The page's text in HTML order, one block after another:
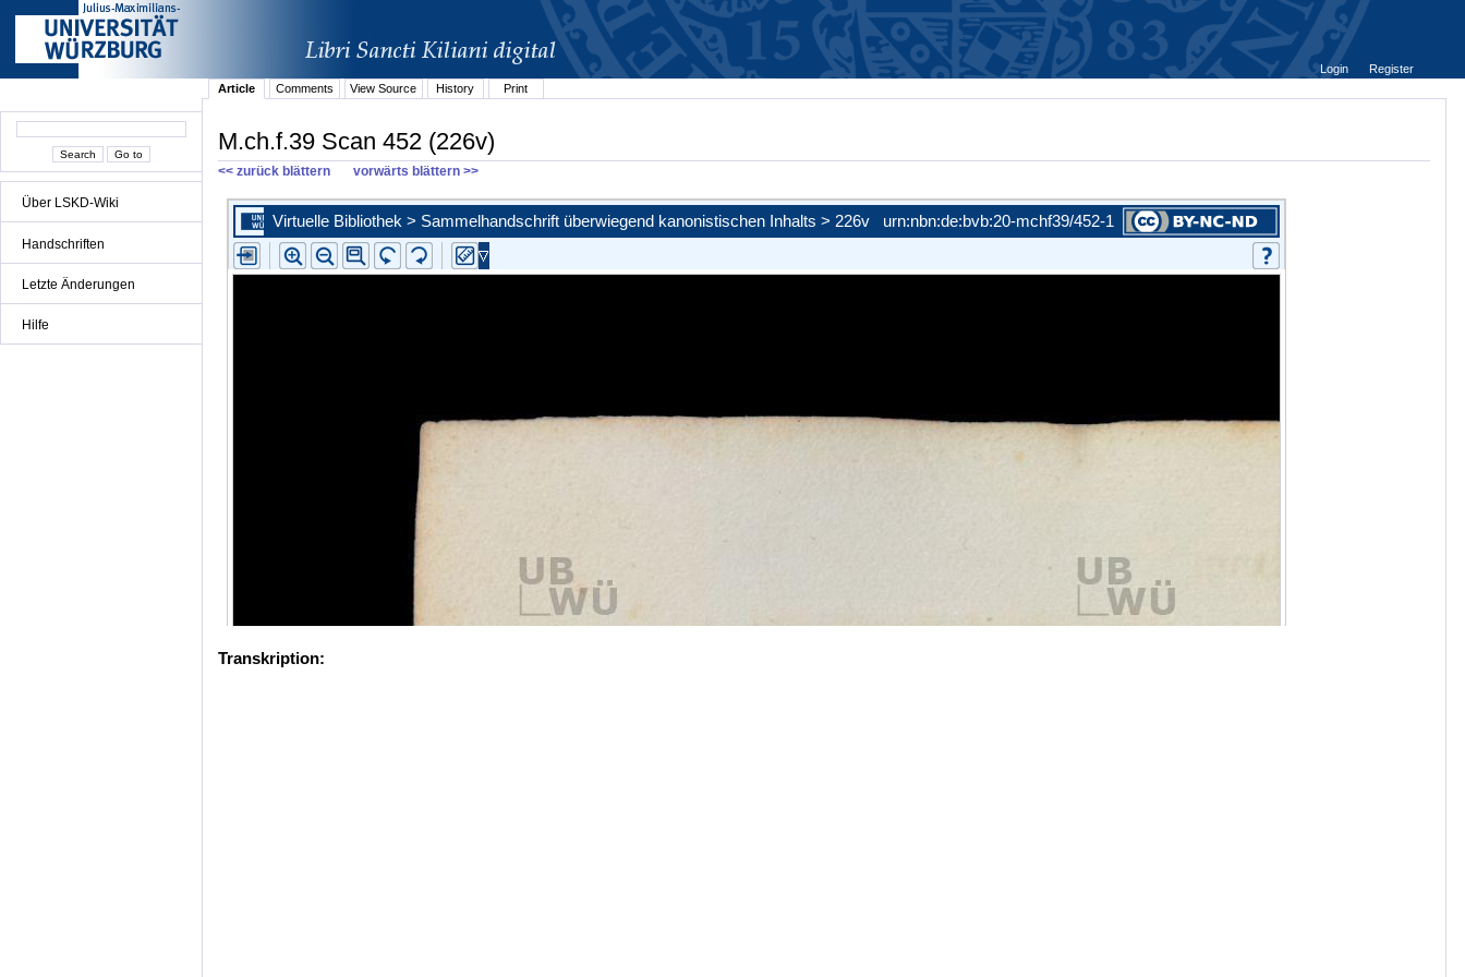
Über LSKD-Wiki
Handschriften
Letzte Änderungen
Hilfe
Login
Register
Article
Comments View Source History Print
M.ch.f.39 Scan 452 (226v)
<< zurück blättern vorwärts blättern >>
Transkription: